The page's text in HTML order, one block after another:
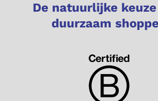
De natuurlijke
duurzaam